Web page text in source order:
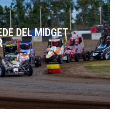
DEL MIDGET